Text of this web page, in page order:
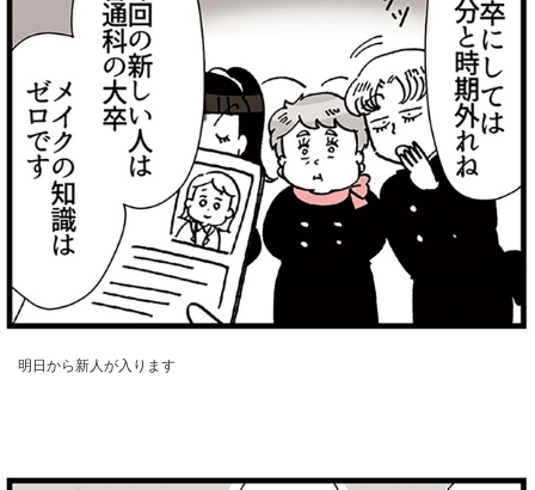
明日から新人が入ります